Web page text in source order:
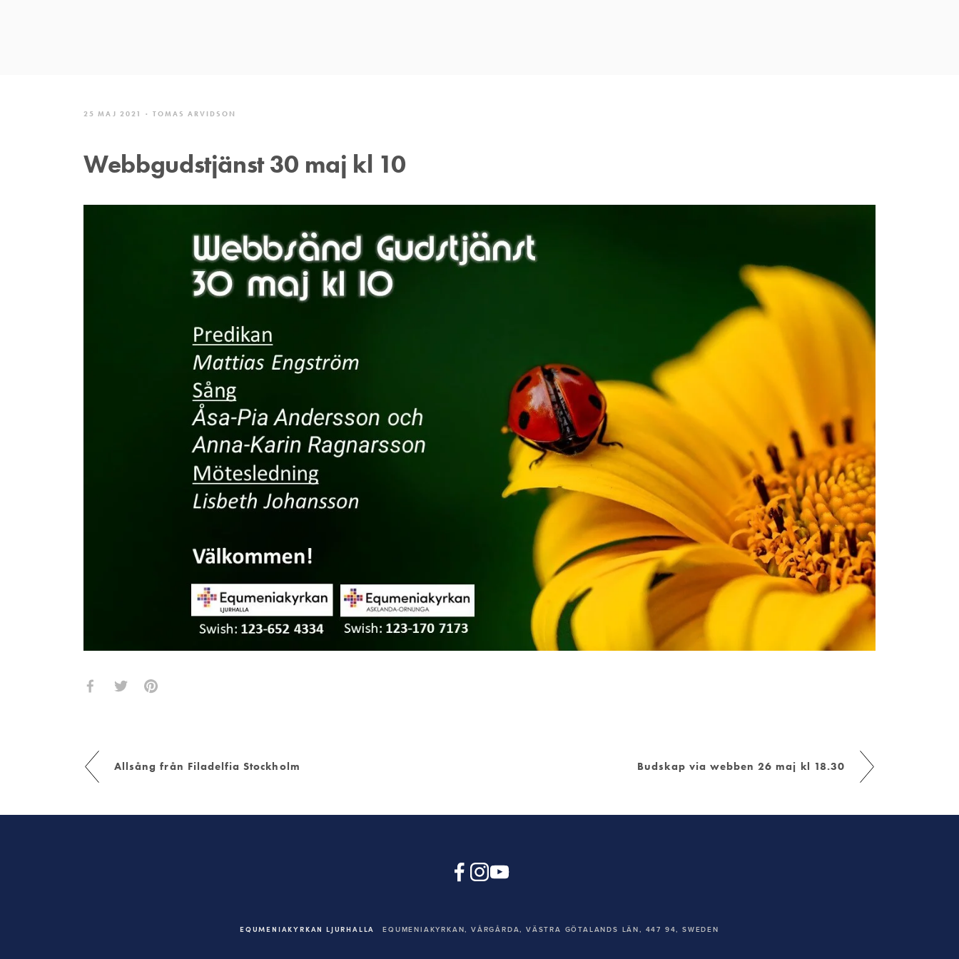
Webbgudstjänst 30 maj kl 10
TOMAS ARVIDSON
25 MAJ 2021
Allsång från Filadelfia Stockholm Budskap via webben 26 maj kl 18.30
EQUMENIAKYRKAN LJURHALLA EQUMENIAKYRKAN, VÅRGÅRDA, VÄSTRA GÖTALANDS LÄN, 447 94, SWEDEN